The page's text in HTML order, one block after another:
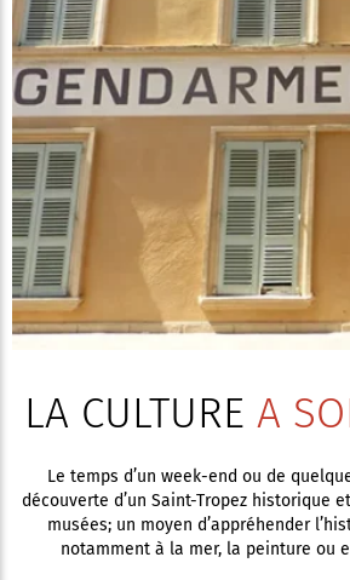
LA CULTURE A
Le temps d’un week-end ou de
découverte d’un Saint-Tropez historique
musées; un moyen d’appréhender
notamment à la mer, la peinture ou